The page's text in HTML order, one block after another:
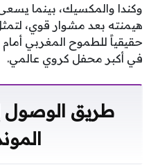
وكندا والمكسيك، بينما
هيمنته بعد مشوار قوي،
حقيقياً للطموح المغربي أمام
في أكبر محفل كروي عالمي.
طريق الوصول